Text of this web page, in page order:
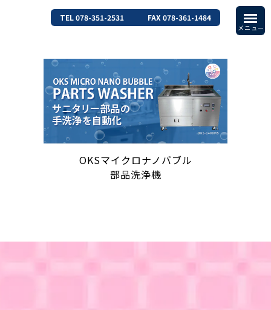
TEL 078-351-2531 FAX 078-361-1484
OKSマイクロナノバブル
部品洗浄機